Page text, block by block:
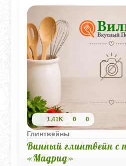
1,41K 0 0
Глинтвейны
Винный глинтвейн с
«Мадрид»